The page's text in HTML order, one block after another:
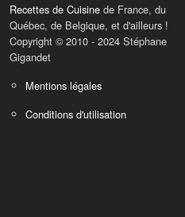
Recettes de Cuisine de France, du
Québec, de Belgique, et d'ailleurs !
Copyright © 2010 - 2024 Stéphane
Gigandet
Mentions légales
Conditions d'utilisation